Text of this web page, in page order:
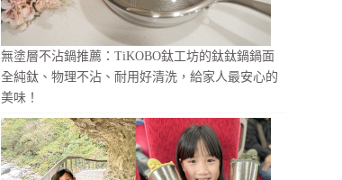
無塗層不沾鍋推薦：TiKOBO鈦工坊的鈦鈦鍋鍋面
全純鈦、物理不沾、耐用好清洗，給家人最安心的
美味！